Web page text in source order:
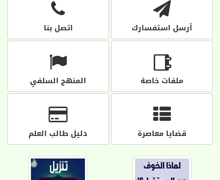
أرسل استفسارك اتصل بنا
ملفات خاصة المنهج السلفي
قضايا معاصرة دليل طالب العلم